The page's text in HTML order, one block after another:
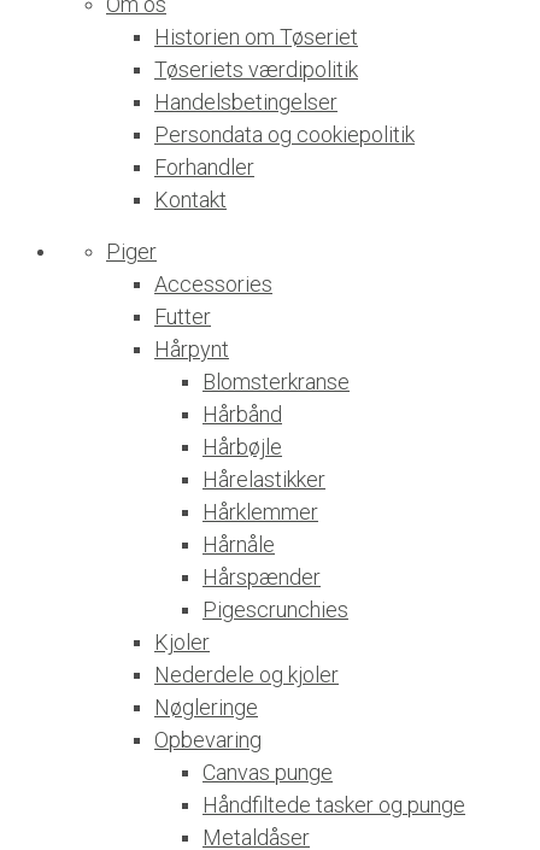
Historien om Tøseriet
Tøseriets værdipolitik
Handelsbetingelser
Persondata og cookiepolitik
Forhandler
Kontakt
Piger
Accessories
Futter
Hårpynt
Blomsterkranse
Hårbånd
Hårbøjle
Hårelastikker
Hårklemmer
Hårnåle
Hårspænder
Pigescrunchies
Kjoler
Nederdele og kjoler
Nøgleringe
Opbevaring
Canvas punge
Håndfiltede tasker og punge
Metaldåser